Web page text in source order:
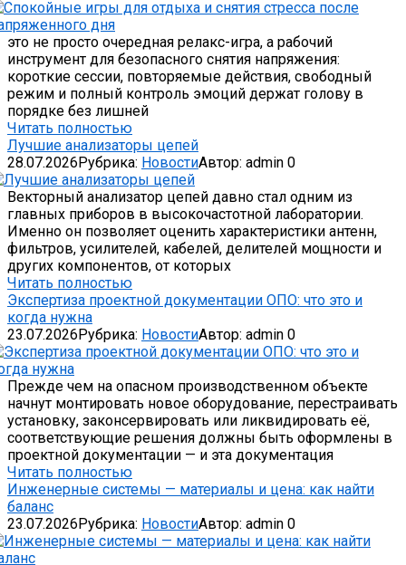
это не просто очередная релакс-игра, а рабочий
инструмент для безопасного снятия напряжения:
короткие сессии, повторяемые действия, свободный
режим и полный контроль эмоций держат голову в
порядке без лишней
Читать полностью
Лучшие анализаторы цепей
28.07.2026Рубрика: НовостиАвтор: admin 0
Векторный анализатор цепей давно стал одним из
главных приборов в высокочастотной лаборатории.
Именно он позволяет оценить характеристики антенн,
фильтров, усилителей, кабелей, делителей мощности и
других компонентов, от которых
Читать полностью
Экспертиза проектной документации ОПО: что это и
когда нужна
23.07.2026Рубрика: НовостиАвтор: admin 0
Прежде чем на опасном производственном объекте
начнут монтировать новое оборудование, перестраивать
установку, законсервировать или ликвидировать её,
соответствующие решения должны быть оформлены в
проектной документации — и эта документация
Читать полностью
Инженерные системы — материалы и цена: как найти
баланс
23.07.2026Рубрика: НовостиАвтор: admin 0